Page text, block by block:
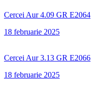
Cercei Aur 4.09 GR E2064
18 februarie 2025
Cercei Aur 3.13 GR E2066
18 februarie 2025